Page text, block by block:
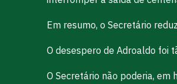
Em resumo, o Secretário
O desespero de Adroaldo foi
O Secretário não poderia, em